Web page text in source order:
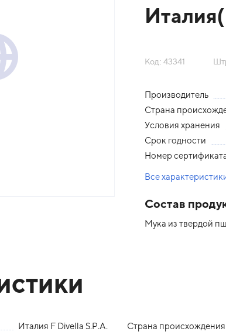
Код: 43341
Производитель
Страна
Условия хранения
Срок годности
Номер
Все
Состав
Мука из твердой
Италия F Divella S.P.A. Страна происхождения